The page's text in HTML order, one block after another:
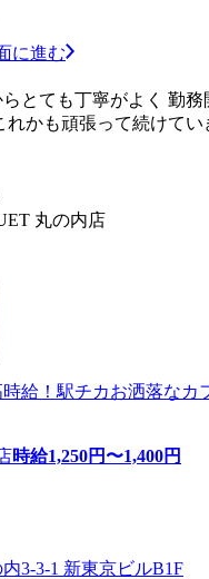
に進む
とても丁寧がよく 勤
れかも頑張って続けてい
丸の内店
給！駅チカお洒落なカ
時給1,250円〜1,400円
3-3-1 新東京ビルB1F